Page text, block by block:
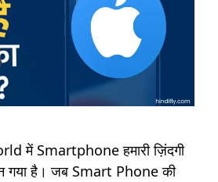
में Smartphone हमारी ज़िंदगी
गया है। जब Smart Phone की